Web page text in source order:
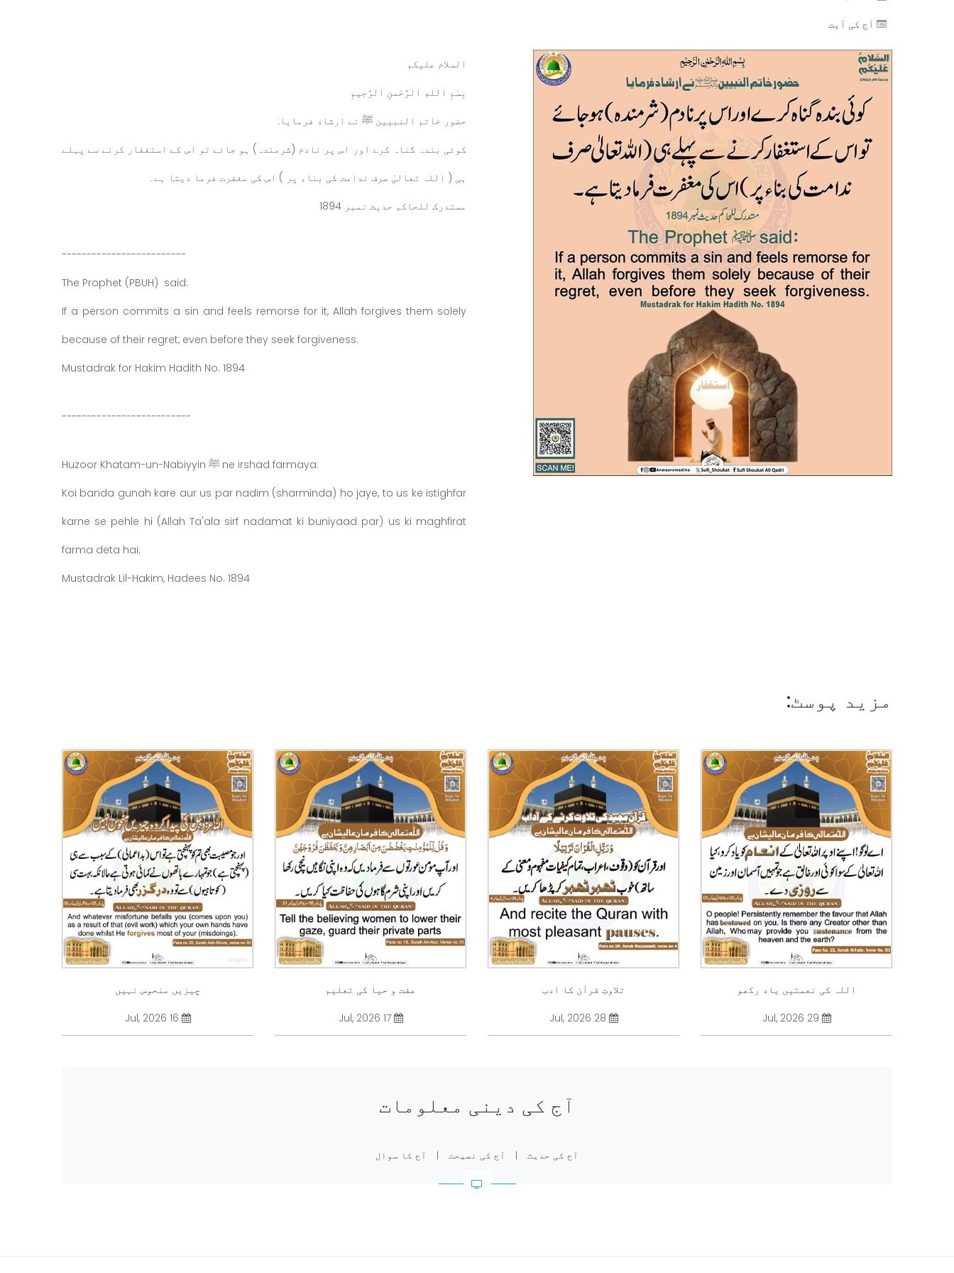
آج کی آیت
السلام عليكم
بِسْمِ اللهِ الرَّحْمنِ الرَّحِيمِ
حضور خاتم النبيين ﷺ نے ارشاد فرمایا:
کوئی بندہ گناہ کرے اور اس پر نادم (شرمندہ) ہو جائے تو اس کے استغفار کرنے سے پہلے
ہی ( اللہ تعالیٰ صرف ندامت کی بناء پر ) اس کی مغفرت فرما دیتا ہے۔
مستدرک للحاکم حدیث نمبر 1894
-------------------------
The Prophet (PBUH) said:
If a person commits a sin and feels remorse for it, Allah forgives them solely
because of their regret, even before they seek forgiveness.
Mustadrak for Hakim Hadith No. 1894
--------------------------
Huzoor Khatam-un-Nabiyyin ﷺ ne irshad farmaya:
Koi banda gunah kare aur us par nadim (sharminda) ho jaye, to us ke istighfar
karne se pehle hi (Allah Ta'ala sirf nadamat ki buniyaad par) us ki maghfirat
farma deta hai.
Mustadrak Lil-Hakim, Hadees No. 1894
مزید پوسٹ:
اللہ کی نعمتیں یاد رکھو
تلاوتِ قرآن کا ادب
عفت و حیا کی تعلیم
17 Jul, 2026
چیزیں منحوس نہیں
آج کی دینی معلومات
آج کی حدیث | آج کی نصیحت | آج کا سوال